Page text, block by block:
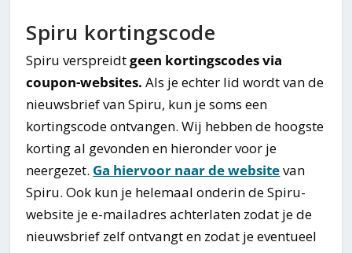
Spiru kortingscode
Spiru verspreidtgeen kortingscodes via
coupon-websites. Als je echter lid wordt van de
nieuwsbrief van Spiru, kun je soms een
kortingscode ontvangen. Wij hebben de hoogste
korting al gevonden en hieronder voor je
neergezet. Ga hiervoor naar de websitevan
Spiru. Ook kun je helemaal onderin de Spiru-
website je e-mailadres achterlaten zodat je de
nieuwsbrief zelf ontvangt en zodat je eventueel